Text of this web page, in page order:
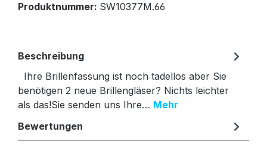
Produktnummer: SW10377M.66
Beschreibung
Ihre Brillenfassung ist noch tadellos aber Sie
benötigen 2 neue Brillengläser? Nichts leichter
als das!Sie senden uns Ihre… Mehr
Bewertungen